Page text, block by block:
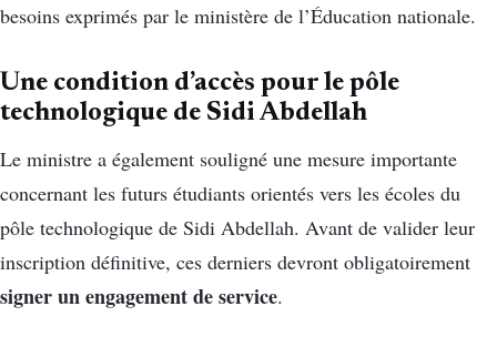
besoins exprimés par le ministère de l’Éducation nationale.
Une condition d’accès pour le pôle
technologique de Sidi Abdellah
Le ministre a également souligné une mesure importante
concernant les futurs étudiants orientés vers les écoles du
pôle technologique de Sidi Abdellah. Avant de valider leur
inscription définitive, ces derniers devront obligatoirement
signer un engagement de service.